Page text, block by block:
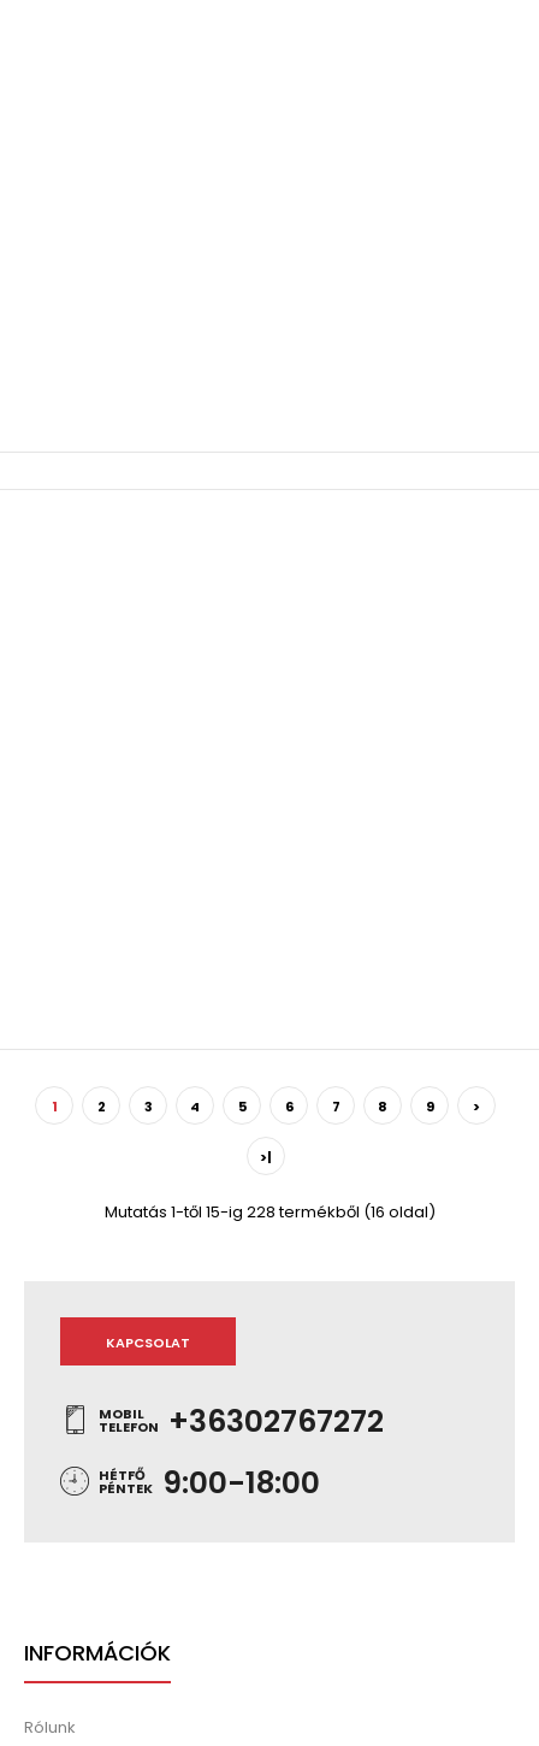
1 2 3 4 5 6 7 8 9 >
>|
Mutatás 1-től 15-ig 228 termékből (16 oldal)
KAPCSOLAT
MOBIL
TELEFON +36302767272
HÉTFŐ
PÉNTEK 9:00-18:00
INFORMÁCIÓK
Rólunk